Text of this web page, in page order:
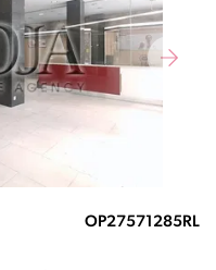
OP27571285RL